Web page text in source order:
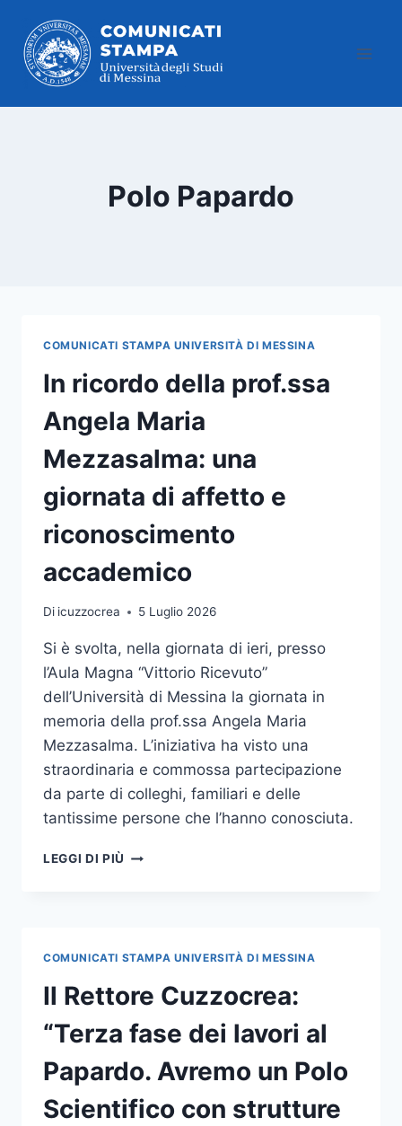
contenuto
Polo Papardo
COMUNICATI STAMPA UNIVERSITÀ DI MESSINA
In ricordo della prof.ssa
Angela Maria
Mezzasalma: una
giornata di affetto e
riconoscimento
accademico
Di icuzzocrea 5 Luglio 2026
Si è svolta, nella giornata di ieri, presso
l’Aula Magna “Vittorio Ricevuto”
dell’Università di Messina la giornata in
memoria della prof.ssa Angela Maria
Mezzasalma. L’iniziativa ha visto una
straordinaria e commossa partecipazione
da parte di colleghi, familiari e delle
tantissime persone che l’hanno conosciuta.
LEGGI DI PIÙ IN
GIORNATA
DI
AFFETTO
E
RICONOSCIMENTO
ACCADEMICO
COMUNICATI STAMPA UNIVERSITÀ DI MESSINA
Il Rettore Cuzzocrea:
“Terza fase dei lavori al
Papardo. Avremo un Polo
Scientifico con strutture